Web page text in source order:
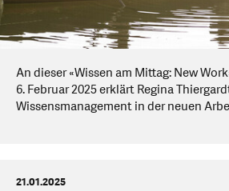
An dieser «Wissen am Mittag: New
6. Februar 2025 erklärt Regina
Wissensmanagement in der neuen
21.01.2025